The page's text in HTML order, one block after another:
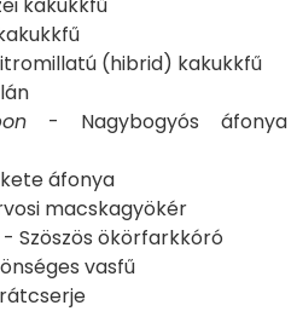
(hibrid) kakukkfű
- Nagybogyós áfonya
áfonya
macskagyökér
- Szöszös ökörfarkkóró
vasfű